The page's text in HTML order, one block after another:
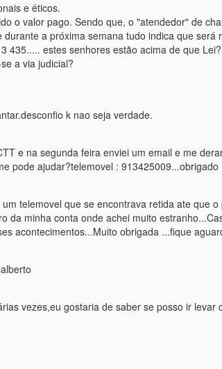
e éticos.
o valor pago. Sendo que, o "atendedor" de
a próxima semana tudo indica que será
435..... estes senhores estão acima de que
a via judicial?
k nao seja verdade.
e na segunda feira enviei um email e me
pode ajudar?telemovel : 913425009...obrigado
telemovel que se encontrava retida ate que o
da minha conta onde achei muito
acontecimentos...Muito obrigada ...fique
vezes,eu gostaria de saber se posso ir levar